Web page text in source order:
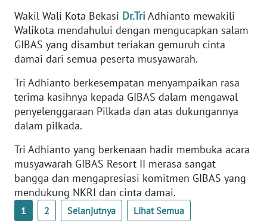
Wakil Wali Kota Bekasi Dr.TriAdhianto mewakili
Walikota mendahului dengan mengucapkan salam
GIBAS yang disambut teriakan gemuruh cinta
damai dari semua peserta musyawarah.
Tri Adhianto berkesempatan menyampaikan rasa
terima kasihnya kepada GIBAS dalam mengawal
penyelenggaraan Pilkada dan atas dukungannya
dalam pilkada.
Tri Adhianto yang berkenaan hadir membuka acara
musyawarah GIBAS Resort II merasa sangat
bangga dan mengapresiasi komitmen GIBAS yang
mendukung NKRI dan cinta damai.
1 2 Selanjutnya Lihat Semua
WN
JABAR
BANTEN
WN
NTT
KEPRI
WN
PAPUA